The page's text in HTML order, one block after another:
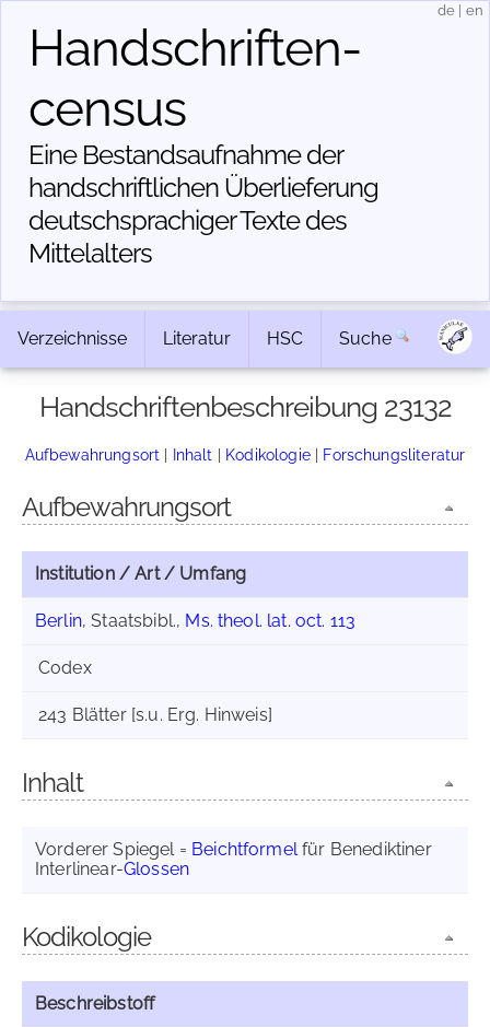
Handschriften­
census
Eine Bestandsaufnahme der
handschriftlichen Über­lieferung
deutschsprachiger Texte des
Mittelalters
de en
Verzeichnisse Literatur HSC Suche
Handschriftenbeschreibung 23132
Aufbewahrungsort | Inhalt | Kodikologie| Forschungsliteratur
Aufbewahrungsort
Institution / Art / Umfang
Berlin, Staatsbibl., Ms. theol. lat. oct. 113
Codex
243 Blätter [s.u. Erg. Hinweis]
Inhalt
Vorderer Spiegel = Beichtformelfür Benediktiner
Interlinear-Glossen
Kodikologie
Beschreibstoff